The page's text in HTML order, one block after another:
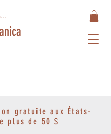
gratuite aux États-
plus de 50 $